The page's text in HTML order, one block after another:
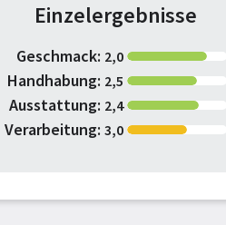
Einzelergebnisse
Geschmack: 2,0
Handhabung: 2,5
Ausstattung: 2,4
Verarbeitung: 3,0